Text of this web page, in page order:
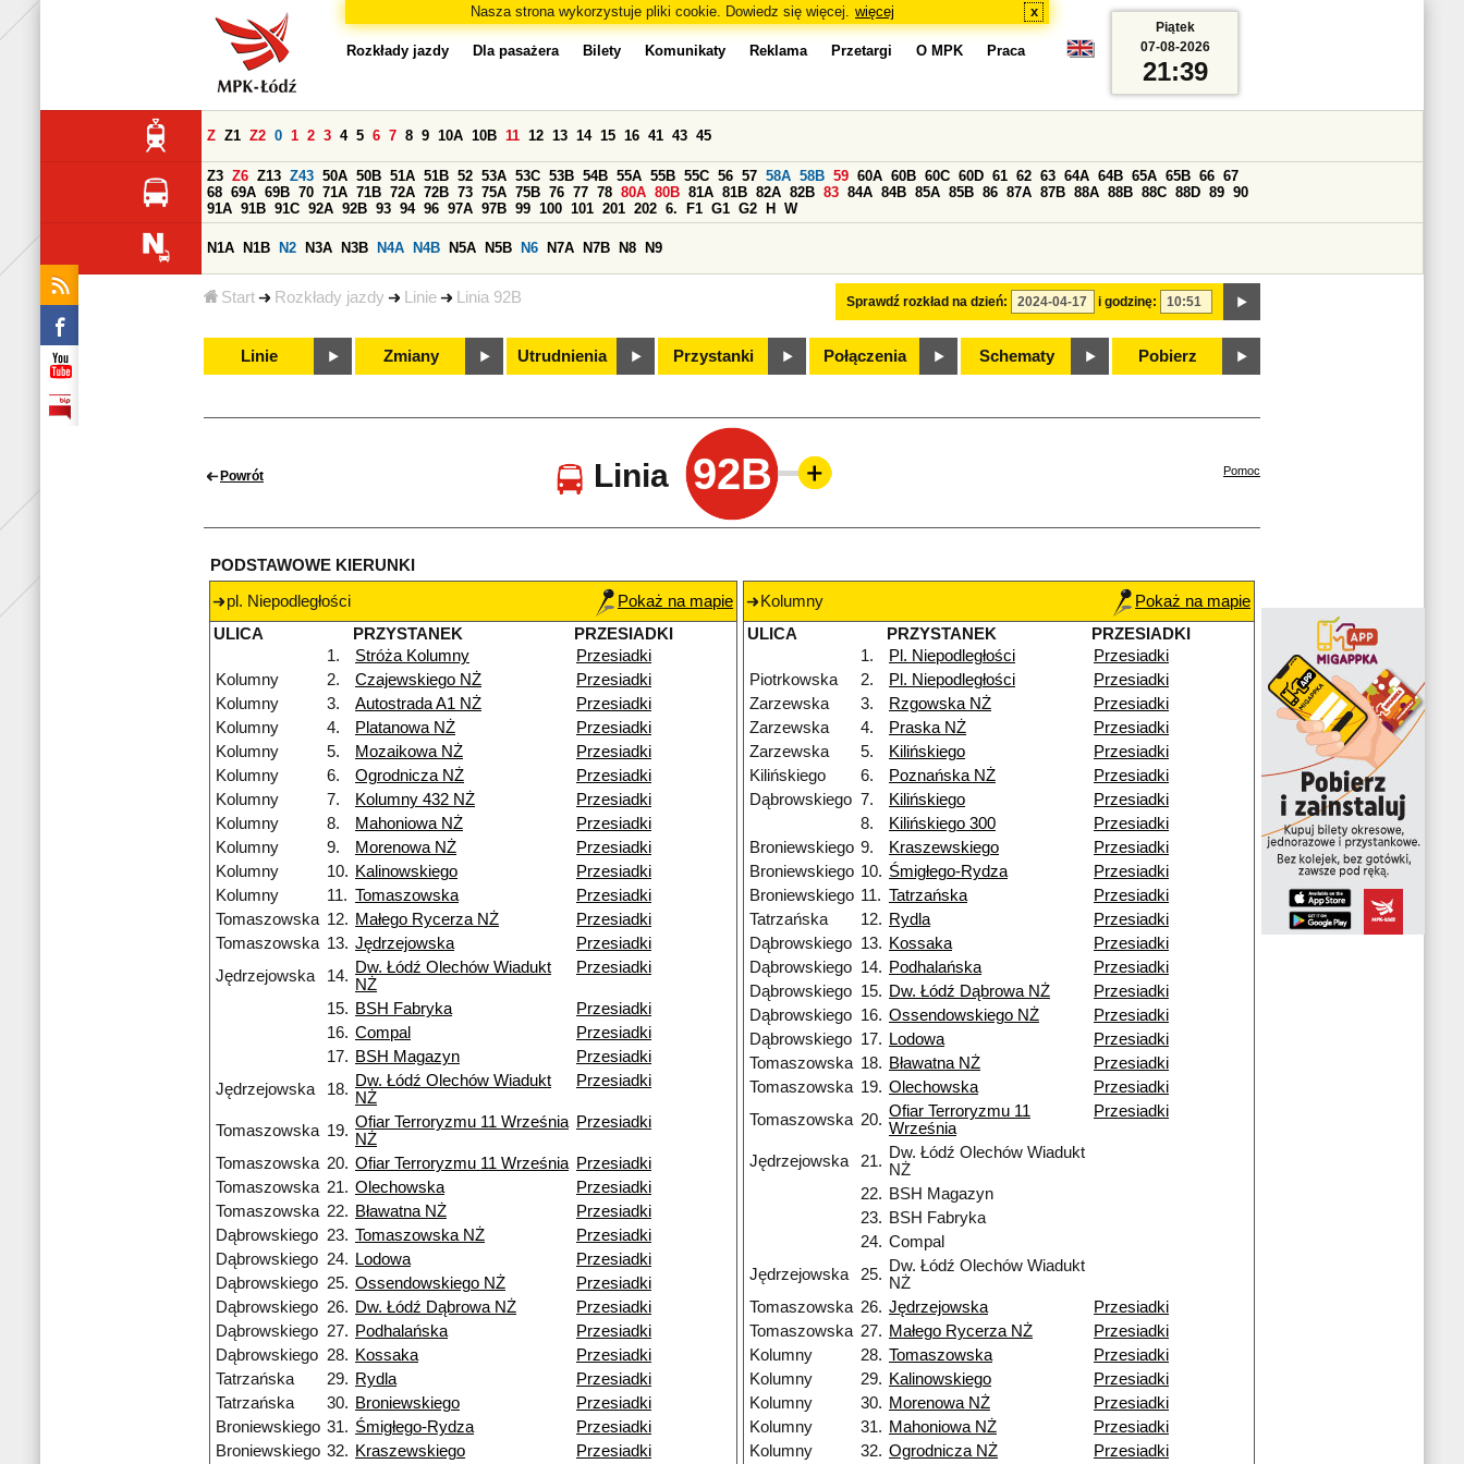
Nasza strona wykorzystuje pliki cookie. Dowiedz się więcej. więcej x
Start Rozkłady jazdy Linie Linia 92B
Rozkłady jazdy Dla pasażera Bilety Komunikaty Reklama Przetargi O MPK Praca
Sprawdź rozkład na dzień: i godzinę:
Z Z1 Z2 0 1 2 3 4 5 6 7 8 9 10A 10B 11 12 13 14 15 16 41 43 45
Z3 Z6 Z13 Z43 50A 50B 51A 51B 52 53A 53C 53B 54B 55A 55B 55C 56 57 58A 58B 59 60A 60B 60C 60D 61 62 63 64A 64B 65A 65B 66 67
68 69A 69B 70 71A 71B 72A 72B 73 75A 75B 76 77 78 80A 80B 81A 81B 82A 82B 83 84A 84B 85A 85B 86 87A 87B 88A 88B 88C 88D 89 90
91A 91B 91C 92A 92B 93 94 96 97A 97B 99 100 101 201 202 6. F1 G1 G2 H W
N1A N1B N2 N3A N3B N4A N4B N5A N5B N6 N7A N7B N8 N9
Linie Zmiany Utrudnienia Przystanki Połączenia Schematy Pobierz
Piątek
07-08-2026
21:39
Powrót Linia 92B Pomoc
PODSTAWOWE KIERUNKI
pl. Niepodległości
Pokaż na mapie
ULICA
PRZYSTANEK
PRZESIADKI
1.
Stróża Kolumny
Przesiadki
Kolumny
2. Czajewskiego NŻ
Przesiadki
Kolumny
3. Autostrada A1 NŻ
Przesiadki
Kolumny
4. Platanowa NŻ
Przesiadki
Kolumny
5. Mozaikowa NŻ
Przesiadki
Kolumny
6. Ogrodnicza NŻ
Przesiadki
Kolumny
7. Kolumny 432 NŻ
Przesiadki
Kolumny
8. Mahoniowa NŻ
Przesiadki
Kolumny
9. Morenowa NŻ
Przesiadki
Kolumny
10. Kalinowskiego
Przesiadki
Kolumny
11. Tomaszowska
Przesiadki
Tomaszowska 12. Małego Rycerza NŻ
Przesiadki
Tomaszowska 13. Jędrzejowska
Przesiadki
Jędrzejowska
14. Dw. Łódź Olechów Wiadukt
NŻ
Przesiadki
15. BSH Fabryka
Przesiadki
16. Compal
Przesiadki
17. BSH Magazyn
Przesiadki
Jędrzejowska
18. Dw. Łódź Olechów Wiadukt
NŻ
Przesiadki
Tomaszowska 19. Ofiar Terroryzmu 11 Września
NŻ
Przesiadki
Tomaszowska 20. Ofiar Terroryzmu 11 Września Przesiadki
Tomaszowska 21. Olechowska
Przesiadki
Tomaszowska 22. Bławatna NŻ
Przesiadki
Dąbrowskiego 23. Tomaszowska NŻ
Przesiadki
Dąbrowskiego 24. Lodowa
Przesiadki
Dąbrowskiego 25. Ossendowskiego NŻ
Przesiadki
Dąbrowskiego 26. Dw. Łódź Dąbrowa NŻ
Przesiadki
Dąbrowskiego 27. Podhalańska
Przesiadki
Dąbrowskiego 28. Kossaka
Przesiadki
Tatrzańska
29. Rydla
Przesiadki
Tatrzańska
30. Broniewskiego
Przesiadki
Broniewskiego 31. Śmigłego-Rydza
Przesiadki
Broniewskiego 32. Kraszewskiego Przesiadki
Kolumny
Pokaż na mapie
ULICA
PRZYSTANEK
PRZESIADKI
1.
Pl. Niepodległości
Przesiadki
Piotrkowska
2. Pl. Niepodległości
Przesiadki
Zarzewska
3. Rzgowska NŻ
Przesiadki
Zarzewska
4. Praska NŻ
Przesiadki
Zarzewska
5. Kilińskiego
Przesiadki
Kilińskiego
6. Poznańska NŻ
Przesiadki
Dąbrowskiego 7. Kilińskiego
Przesiadki
8.
Kilińskiego 300
Przesiadki
Broniewskiego 9. Kraszewskiego
Przesiadki
Broniewskiego 10. Śmigłego-Rydza
Przesiadki
Broniewskiego 11. Tatrzańska
Przesiadki
Tatrzańska
12. Rydla
Przesiadki
Dąbrowskiego 13. Kossaka
Przesiadki
Dąbrowskiego 14. Podhalańska
Przesiadki
Dąbrowskiego 15. Dw. Łódź Dąbrowa NŻ
Przesiadki
Dąbrowskiego 16. Ossendowskiego NŻ
Przesiadki
Dąbrowskiego 17. Lodowa
Przesiadki
Tomaszowska 18. Bławatna NŻ
Przesiadki
Tomaszowska 19. Olechowska
Przesiadki
Tomaszowska 20. Ofiar Terroryzmu 11
Września
Przesiadki
Jędrzejowska 21. Dw. Łódź Olechów Wiadukt
NŻ
22. BSH Magazyn
23. BSH Fabryka
24. Compal
Jędrzejowska
25. Dw. Łódź Olechów Wiadukt
NŻ
Tomaszowska 26. Jędrzejowska
Przesiadki
Tomaszowska 27. Małego Rycerza NŻ
Przesiadki
Kolumny
28. Tomaszowska
Przesiadki
Kolumny
29. Kalinowskiego
Przesiadki
Kolumny
30. Morenowa NŻ
Przesiadki
Kolumny
31. Mahoniowa NŻ
Przesiadki
Kolumny
32. Ogrodnicza NŻ Przesiadki